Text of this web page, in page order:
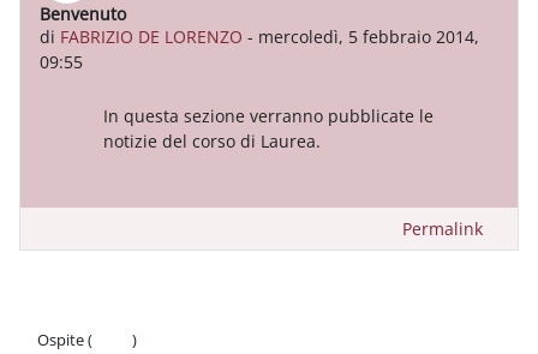
Benvenuto
di FABRIZIO DE LORENZO - mercoledì, 5 febbraio 2014,
09:55
Numero di risposte: 0
In questa sezione verranno pubblicate le
notizie del corso di Laurea.
Permalink
Ospite (
)